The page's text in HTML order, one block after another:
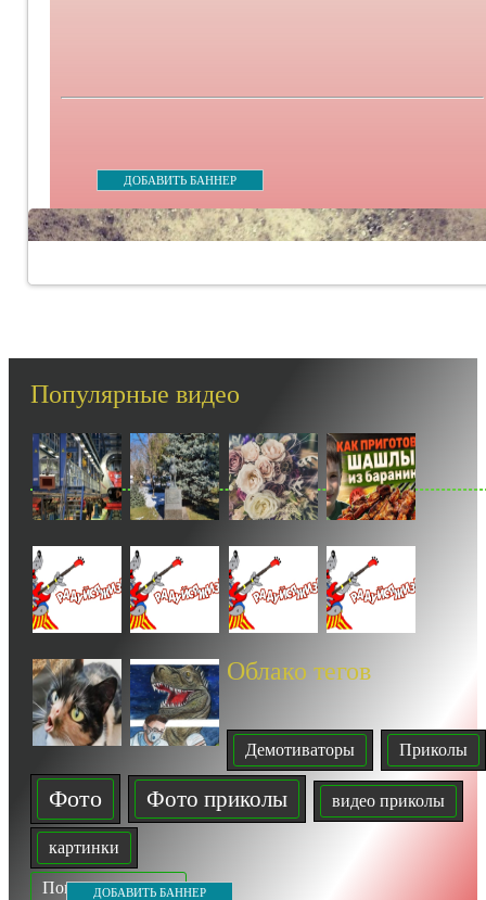
ДОБАВИТЬ БАННЕР
Популярные видео
Облако тегов
Демотиваторы Приколы
Фото Фото приколы видео приколы
картинки
Показать все теги
ДОБАВИТЬ БАННЕР